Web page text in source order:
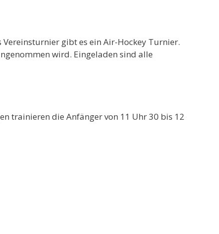
gibt es ein Air-Hockey Turnier.
wird. Eingeladen sind alle
trainieren die Anfänger von 11 Uhr 30 bis 12